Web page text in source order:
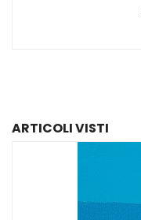
ARTICOLI VISTI